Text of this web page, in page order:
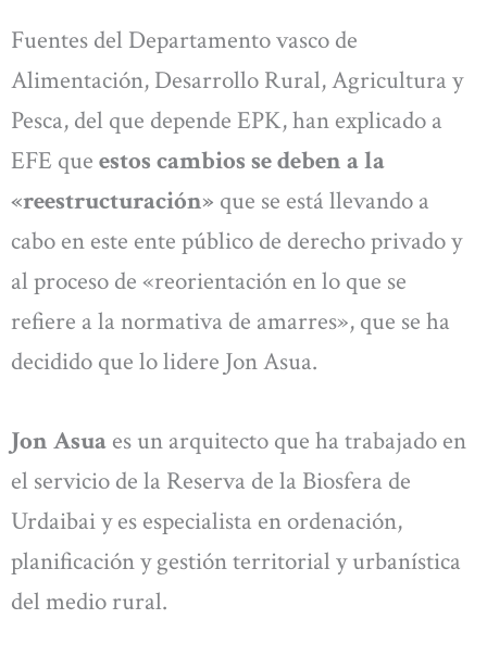
Fuentes del Departamento vasco de
Alimentación, Desarrollo Rural, Agricultura y
Pesca, del que depende EPK, han explicado a
EFE que estos cambios se deben a la
«reestructuración» que se está llevando a
cabo en este ente público de derecho privado y
al proceso de «reorientación en lo que se
refiere a la normativa de amarres», que se ha
decidido que lo lidere Jon Asua.
Jon Asua es un arquitecto que ha trabajado en
el servicio de la Reserva de la Biosfera de
Urdaibai y es especialista en ordenación,
planificación y gestión territorial y urbanística
del medio rural.